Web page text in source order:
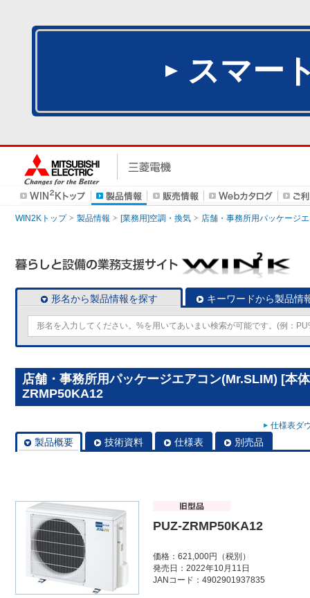
スマー
WIN2Kトップ 製品情報 [業務用]空調・換気 店舗・事務所用パッケージ
形名から製品情報を探す キーワードから製品情
店舗・事務所用パッケージエアコン(Mr.SLIM) [本
ZRMP50KA12
仕様表ダ
製品概要 技術資料 仕様表 別売品
PUZ-ZRMP50KA12
価格：621,000円（税別）
発売日：2022年10月11日
JANコード：4902901937835